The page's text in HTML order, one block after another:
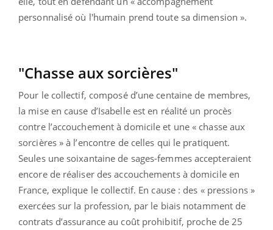
personnalisé où l'humain prend toute sa dimension ».
"Chasse aux sorcières"
Pour le collectif, composé d’une centaine de membres,
la mise en cause d’Isabelle est en réalité un procès
contre l’accouchement à domicile et une « chasse aux
sorcières » à l’encontre de celles qui le pratiquent.
Seules une soixantaine de sages-femmes accepteraient
encore de réaliser des accouchements à domicile en
France, explique le collectif. En cause : des « pressions »
exercées sur la profession, par le biais notamment de
contrats d’assurance au coût prohibitif, proche de 25